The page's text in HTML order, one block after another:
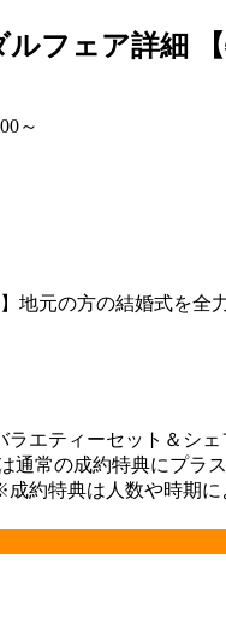
ルフェア詳細
～
地元の方の結婚式を
ラエティーセット＆シ
通常の成約特典にプラ
約特典は人数や時期